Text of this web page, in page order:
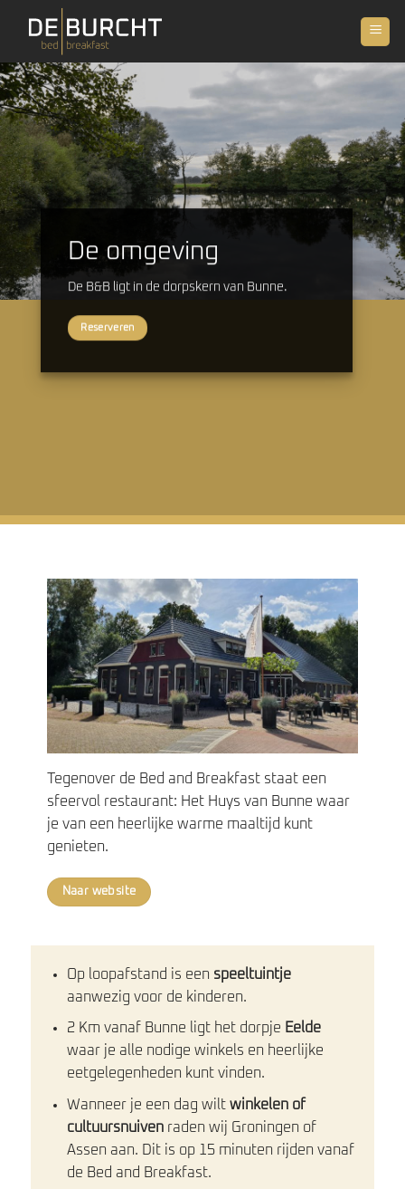
De omgeving
De B&B ligt in de dorpskern van Bunne.
Reserveren
Tegenover de Bed and Breakfast staat een
sfeervol restaurant: Het Huys van Bunne waar
je van een heerlijke warme maaltijd kunt
genieten.
Naar website
Op loopafstand is een speeltuintje
aanwezig voor de kinderen.
2 Km vanaf Bunne ligt het dorpje Eelde
waar je alle nodige winkels en heerlijke
eetgelegenheden kunt vinden.
Wanneer je een dag wiltwinkelen of
cultuursnuiven raden wij Groningen of
Assen aan. Dit is op 15 minuten rijden vanaf
de Bed and Breakfast.